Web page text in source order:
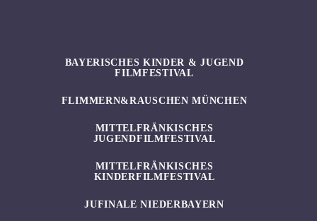
BAYERISCHES KINDER & JUGEND
FILMFESTIVAL
FLIMMERN&RAUSCHEN MÜNCHEN
MITTELFRÄNKISCHES
JUGENDFILMFESTIVAL
MITTELFRÄNKISCHES
KINDERFILMFESTIVAL
JUFINALE NIEDERBAYERN